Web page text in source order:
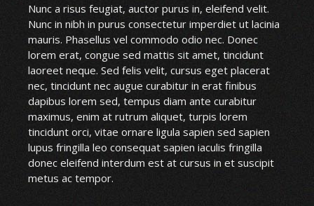
Nunc a risus feugiat, auctor purus in, eleifend velit.
Nunc in nibh in purus consectetur imperdiet ut lacinia
mauris. Phasellus vel commodo odio nec. Donec
lorem erat, congue sed mattis sit amet, tincidunt
laoreet neque. Sed felis velit, cursus eget placerat
nec, tincidunt nec augue curabitur in erat finibus
dapibus lorem sed, tempus diam ante curabitur
maximus, enim at rutrum aliquet, turpis lorem
tincidunt orci, vitae ornare ligula sapien sed sapien
lupus fringilla leo consequat sapien iaculis fringilla
donec eleifend interdum est at cursus in et suscipit
metus ac tempor.